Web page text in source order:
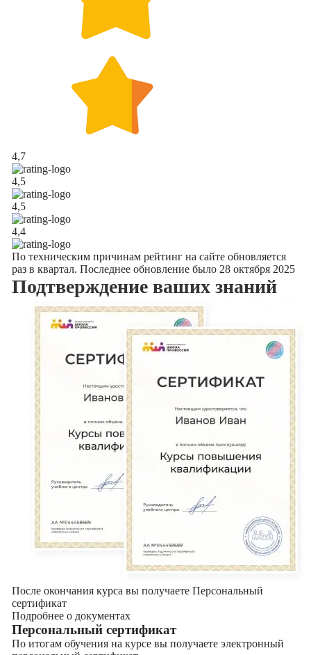
4,7
4,5
4,5
4,4
По техническим причинам рейтинг на сайте обновляется
раз в квартал. Последнее обновление было 28 октября 2025
Подтверждение ваших знаний
После окончания курса вы получаете Персональный
сертификат
Подробнее о документах
Персональный сертификат
По итогам обучения на курсе вы получаете электронный